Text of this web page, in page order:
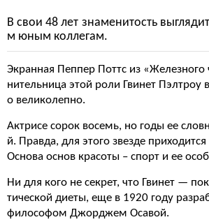
В свои 48 лет знаменитость
м юным коллегам.
Экранная Пеппер Поттс из «Железного
нительница этой роли Гвинет Пэлтроу
о великолепно.
Актрисе сорок восемь, но годы ее
й. Правда, для этого звезде
Основа основ красоты – спорт и ее
Ни для кого не секрет, что Гвинет —
тической диеты, еще в 1920 году
философом Джорджем Осавой.